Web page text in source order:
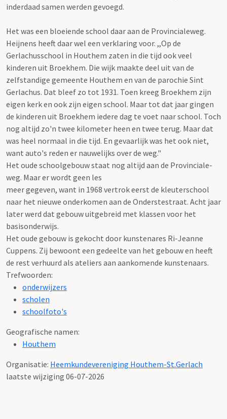
inderdaad samen werden gevoegd.
Het was een bloeiende school daar aan de Provincialeweg.
Heijnens heeft daar wel een verklaring voor. ,,Op de
Gerlachusschool in Houthem zaten in die tijd ook veel
kinderen uit Broekhem. Die wijk maakte deel uit van de
zelfstandige gemeente Houthem en van de parochie Sint
Gerlachus. Dat bleef zo tot 1931. Toen kreeg Broekhem zijn
eigen kerk en ook zijn eigen school. Maar tot dat jaar gingen
de kinderen uit Broekhem iedere dag te voet naar school. Toch
nog altijd zo'n twee kilometer heen en twee terug. Maar dat
was heel normaal in die tijd. En gevaarlijk was het ook niet,
want auto's reden er nauwelijks over de weg."
Het oude schoolgebouw staat nog altijd aan de Provinciale-
weg. Maar er wordt geen les
meer gegeven, want in 1968 vertrok eerst de kleuterschool
naar het nieuwe onderkomen aan de Onderstestraat. Acht jaar
later werd dat gebouw uitgebreid met klassen voor het
basisonderwijs.
Het oude gebouw is gekocht door kunstenares Ri-Jeanne
Cuppens. Zij bewoont een gedeelte van het gebouw en heeft
de rest verhuurd als ateliers aan aankomende kunstenaars.
Trefwoorden:
onderwijzers
scholen
schoolfoto's
Geografische namen:
Houthem
Organisatie: Heemkundevereniging Houthem-St.Gerlach
laatste wijziging 06-07-2026